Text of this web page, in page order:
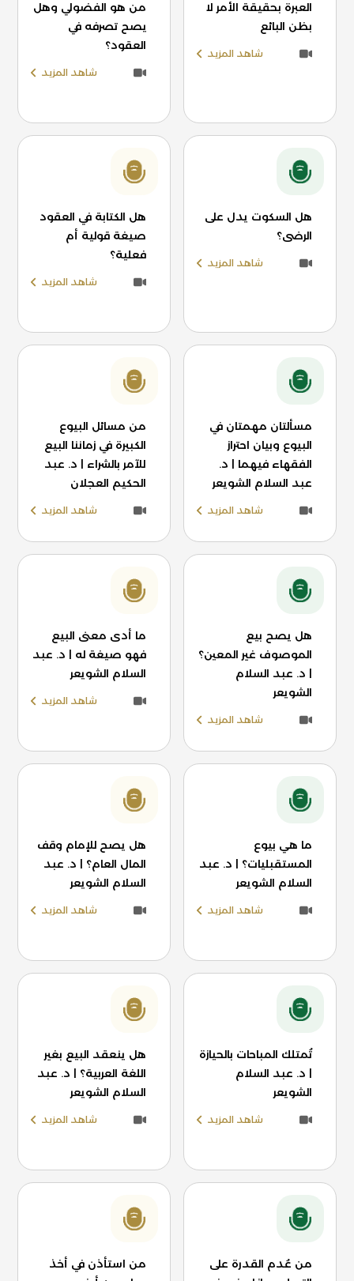
العبرة بحقيقة الأمر لا
بظن البائع
شاهد المزيد
من هو الفضولي وهل
يصح تصرفه في
العقود؟
شاهد المزيد
هل السكوت يدل على
الرضى؟
شاهد المزيد
هل الكتابة في العقود
صيغة قولية أم
فعلية؟
شاهد المزيد
مسألتان مهمتان في
البيوع وبيان احتراز
الفقهاء فيهما | د.
عبد السلام الشويعر
شاهد المزيد
من مسائل البيوع
الكبيرة في زماننا البيع
للآمر بالشراء | د. عبد
الحكيم العجلان
شاهد المزيد
هل يصح بيع
الموصوف غير المعين؟
| د. عبد السلام
الشويعر
شاهد المزيد
ما أدى معنى البيع
فهو صيغة له | د. عبد
السلام الشويعر
شاهد المزيد
ما هي بيوع
المستقبليات؟ | د. عبد
السلام الشويعر
شاهد المزيد
هل يصح للإمام وقف
المال العام؟ | د. عبد
السلام الشويعر
شاهد المزيد
تُمتلك المباحات بالحيازة
| د. عبد السلام
الشويعر
شاهد المزيد
هل ينعقد البيع بغير
اللغة العربية؟ | د. عبد
السلام الشويعر
شاهد المزيد
من عُدم القدرة على
من استأذن في أخذ